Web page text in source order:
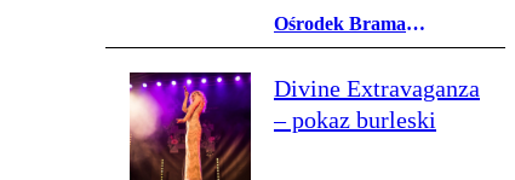
staropolskim
Lublinie
Ośrodek Brama
Grodzka - Teatr NN
Divine Extravaganza
– pokaz burleski